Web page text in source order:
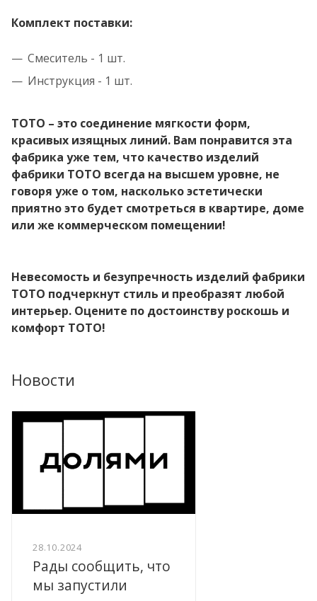
Комплект поставки:
Смеситель - 1 шт.
Инструкция - 1 шт.
TOTO – это соединение мягкости форм,
красивых изящных линий. Вам понравится эта
фабрика уже тем, что качество изделий
фабрики TOTO всегда на высшем уровне, не
говоря уже о том, насколько эстетически
приятно это будет смотреться в квартире, доме
или же коммерческом помещении!
Невесомость и безупречность изделий фабрики
TOTO подчеркнут стиль и преобразят любой
интерьер. Оцените по достоинству роскошь и
комфорт TOTO!
Новости
28.10.2024
Рады сообщить, что
мы запустили